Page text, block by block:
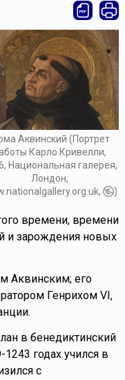
Аквинский (Портрет
Карло Кривелли,
Национальная галерея,
Лондон,
)
времени, времени
и зарождения новых
Аквинским; его
Генрихом VI,
в бенедиктинский
годах учился в
с